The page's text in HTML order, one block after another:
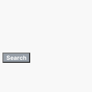
Search